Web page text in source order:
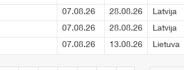
07.08.26 28.08.26
Latvija
07.08.26 28.08.26
Latvija
07.08.26 13.08.26 Lietuva